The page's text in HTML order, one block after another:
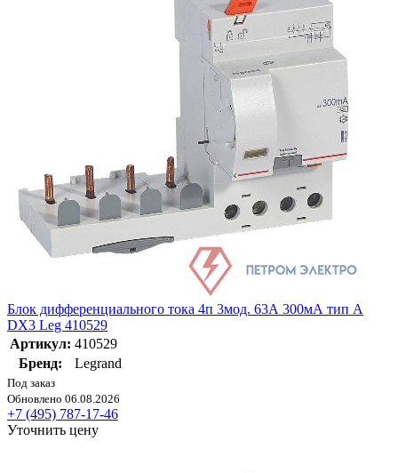
Блок дифференциального тока 4п 3мод. 63А 300мА тип A
DX3 Leg 410529
Артикул: 410529
Бренд:
Legrand
Под заказ
Обновлено 06.08.2026
+7 (495) 787-17-46
Уточнить цену